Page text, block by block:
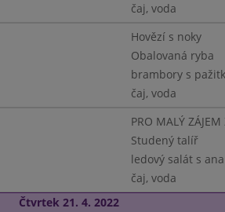
čaj, voda
Hovězí s noky
Obalovaná ryba
brambory s
čaj, voda
PRO MALÝ
Studený talíř
ledový salát s
čaj, voda
Čtvrtek 21. 4. 2022